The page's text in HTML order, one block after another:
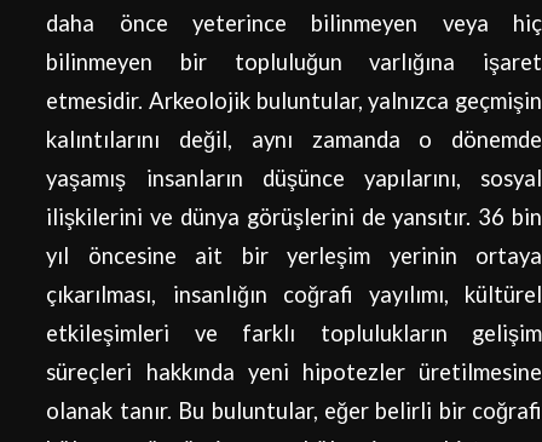
daha önce yeterince bilinmeyen veya hiç
bilinmeyen bir topluluğun varlığına işaret
etmesidir. Arkeolojik buluntular, yalnızca geçmişin
kalıntılarını değil, aynı zamanda o dönemde
yaşamış insanların düşünce yapılarını, sosyal
ilişkilerini ve dünya görüşlerini de yansıtır. 36 bin
yıl öncesine ait bir yerleşim yerinin ortaya
çıkarılması, insanlığın coğrafi yayılımı, kültürel
etkileşimleri ve farklı toplulukların gelişim
süreçleri hakkında yeni hipotezler üretilmesine
olanak tanır. Bu buluntular, eğer belirli bir coğrafi